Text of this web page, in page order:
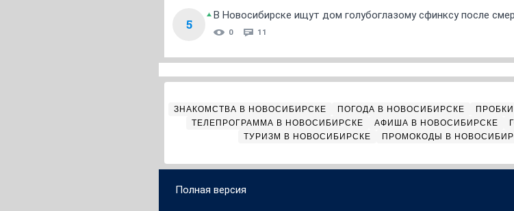
5
В Новосибирске ищут дом голубоглазому сфинксу после
0 11
ЗНАКОМСТВА В НОВОСИБИРСКЕ ПОГОДА В НОВОСИБИРСКЕ
ТЕЛЕПРОГРАММА В НОВОСИБИРСКЕ
АФИША В НОВОСИБИРСКЕ
ТУРИЗМ В НОВОСИБИРСКЕ
ПРОМОКОДЫ В
Полная версия